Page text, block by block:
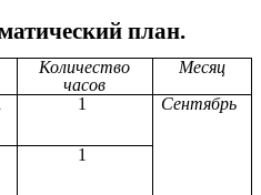
план.
Количество
часов
Месяц
1 Сентябрь
1